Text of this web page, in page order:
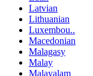
Latvian
Lithuanian
Luxembou..
Macedonian
Malagasy
Malay
Malayalam